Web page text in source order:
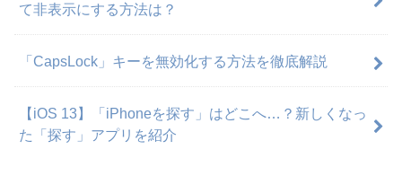
て非表示にする方法は？
「CapsLock」キーを無効化する方法を徹底解説
【iOS 13】「iPhoneを探す」はどこへ…？新しくなっ
た「探す」アプリを紹介